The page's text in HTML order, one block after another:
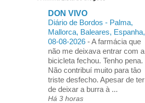
DON VIVO
Diário de Bordos - Palma,
Mallorca, Baleares, Espanha,
08-08-2026 -A farmácia que
não me deixava entrar com a
bicicleta fechou. Tenho pena.
Não contribuí muito para tâo
triste desfecho. Apesar de ter
de deixar a burra à ...
Há 3 horas